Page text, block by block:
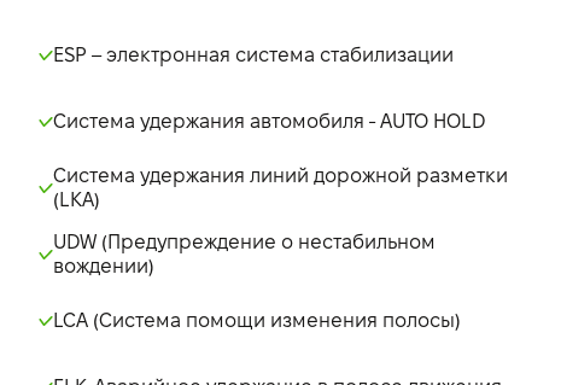
ESP – электронная система стабилизации
Система удержания автомобиля - AUTO HOLD
Система удержания линий дорожной разметки
(LKA)
UDW (Предупреждение о нестабильном
вождении)
LCA (Система помощи изменения полосы)